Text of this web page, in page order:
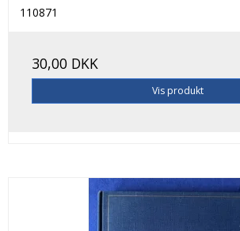
110871
30,00 DKK
Vis produkt